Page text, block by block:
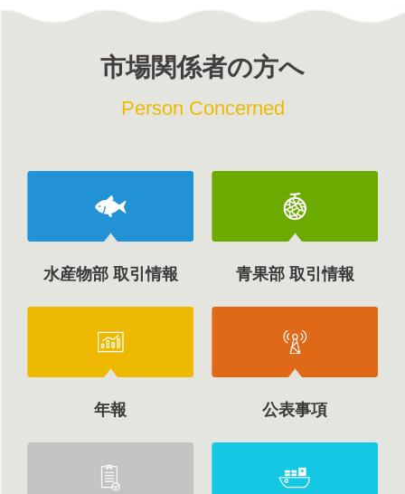
市場関係者の方へ
Person Concerned
水産物部 取引情報 青果部 取引情報
年報 公表事項